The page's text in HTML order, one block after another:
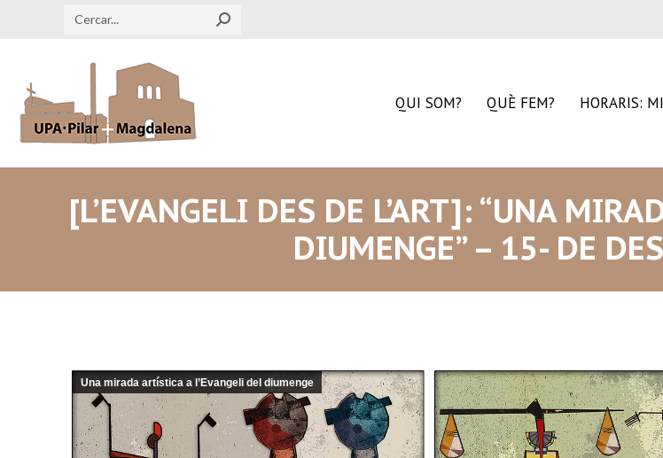
Search:
QUI SOM? QUÈ FEM? HORARIS:
[L’EVANGELI DES DE L’ART]: “UNA
DIUMENGE” – 15- DE
Una mirada artística a l’Evangeli del diumenge